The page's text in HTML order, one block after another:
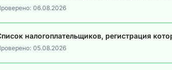
06.08.2026
налогоплательщиков, регистрация
05.08.2026